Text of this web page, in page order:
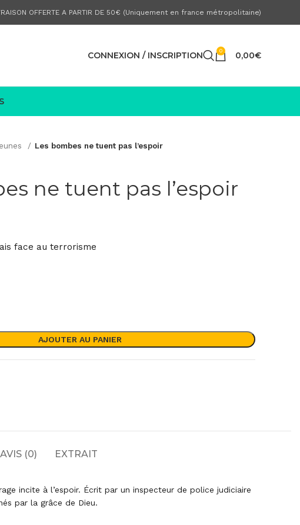
OFFERTE A PARTIR DE 50€ (Uniquement en france métropolitaine)
CONNEXION / INSCRIPTION 0 0,00€
Les bombes ne tuent pas l’espoir
ne tuent pas l’espoir
face au terrorisme
AJOUTER AU PANIER
AVIS (0) EXTRAIT
incite à l’espoir. Écrit par un inspecteur de police judiciaire
par la grâce de Dieu.